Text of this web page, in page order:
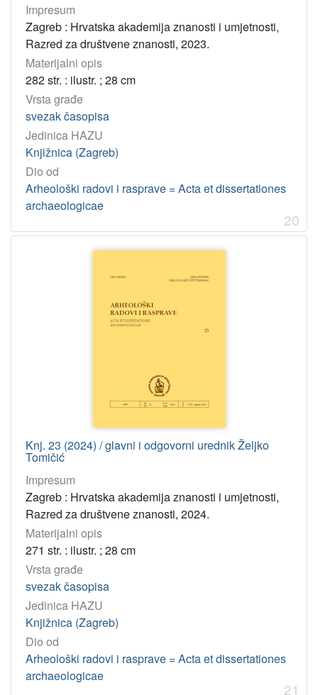
Impresum
Zagreb : Hrvatska akademija znanosti i umjetnosti,
Razred za društvene znanosti, 2023.
Materijalni opis
282 str. : ilustr. ; 28 cm
Vrsta građe
svezak časopisa
Jedinica HAZU
Knjižnica (Zagreb)
Dio od
Arheološki radovi i rasprave = Acta et dissertationes
archaeologicae
20
Knj. 23 (2024) / glavni i odgovorni urednik Željko
Tomičić
Impresum
Zagreb : Hrvatska akademija znanosti i umjetnosti,
Razred za društvene znanosti, 2024.
Materijalni opis
271 str. : ilustr. ; 28 cm
Vrsta građe
svezak časopisa
Jedinica HAZU
Knjižnica (Zagreb)
Dio od
Arheološki radovi i rasprave = Acta et dissertationes
archaeologicae
21